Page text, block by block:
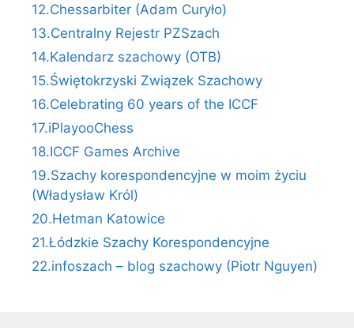
12.Chessarbiter (Adam Curyło)
13.Centralny Rejestr PZSzach
14.Kalendarz szachowy (OTB)
15.Świętokrzyski Związek Szachowy
16.Celebrating 60 years of the ICCF
17.iPlayooChess
18.ICCF Games Archive
19.Szachy korespondencyjne w moim życiu
(Władysław Król)
20.Hetman Katowice
21.Łódzkie Szachy Korespondencyjne
22.infoszach – blog szachowy (Piotr Nguyen)